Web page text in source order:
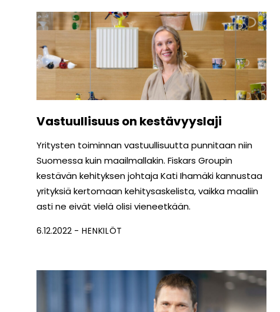
Vastuullisuus on kestävyyslaji
Yritysten toiminnan vastuullisuutta punnitaan niin
Suomessa kuin maailmallakin. Fiskars Groupin
kestävän kehityksen johtaja Kati Ihamäki kannustaa
yrityksiä kertomaan kehitysaskelista, vaikka maaliin
asti ne eivät vielä olisi vieneetkään.
6.12.2022 HENKILÖT